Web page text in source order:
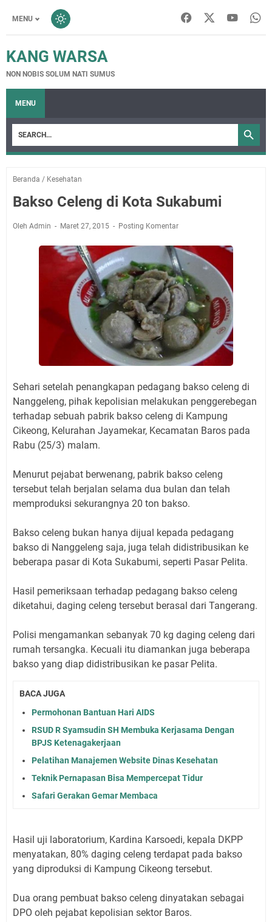
MENU
KANG WARSA
NON NOBIS SOLUM NATI SUMUS
MENU
Beranda / Kesehatan
Bakso Celeng di Kota Sukabumi
Oleh Admin Maret 27, 2015 Posting Komentar
Sehari setelah penangkapan pedagang bakso celeng di
Nanggeleng, pihak kepolisian melakukan penggerebegan
terhadap sebuah pabrik bakso celeng di Kampung
Cikeong, Kelurahan Jayamekar, Kecamatan Baros pada
Rabu (25/3) malam.
Menurut pejabat berwenang, pabrik bakso celeng
tersebut telah berjalan selama dua bulan dan telah
memproduksi sekurangnya 20 ton bakso.
Bakso celeng bukan hanya dijual kepada pedagang
bakso di Nanggeleng saja, juga telah didistribusikan ke
beberapa pasar di Kota Sukabumi, seperti Pasar Pelita.
Hasil pemeriksaan terhadap pedagang bakso celeng
diketahui, daging celeng tersebut berasal dari Tangerang.
Polisi mengamankan sebanyak 70 kg daging celeng dari
rumah tersangka. Kecuali itu diamankan juga beberapa
bakso yang diap didistribusikan ke pasar Pelita.
BACA JUGA
Permohonan Bantuan Hari AIDS
RSUD R Syamsudin SH Membuka Kerjasama Dengan
BPJS Ketenagakerjaan
Pelatihan Manajemen Website Dinas Kesehatan
Teknik Pernapasan Bisa Mempercepat Tidur
Safari Gerakan Gemar Membaca
Hasil uji laboratorium, Kardina Karsoedi, kepala DKPP
menyatakan, 80% daging celeng terdapat pada bakso
yang diproduksi di Kampung Cikeong tersebut.
Dua orang pembuat bakso celeng dinyatakan sebagai
DPO oleh pejabat kepolisian sektor Baros.